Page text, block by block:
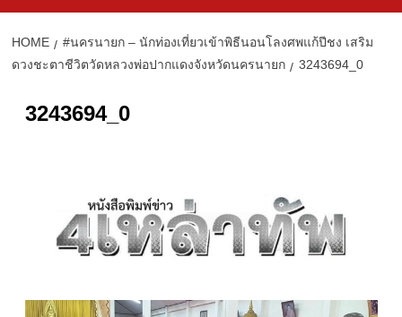
HOME
#นครนายก – นักท่องเที่ยวเข้าพิธีนอนโลงศพแก้ปีชง เสริม
ดวงชะตาชีวิตวัดหลวงพ่อปากแดงจังหวัดนครนายก
3243694_0
3243694_0